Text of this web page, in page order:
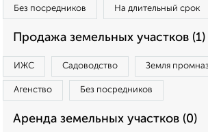
Без посредников На длительный срок
Продажа земельных участков (1)
ИЖС Садоводство Земля
Агенство Без посредников
Аренда земельных участков (0)